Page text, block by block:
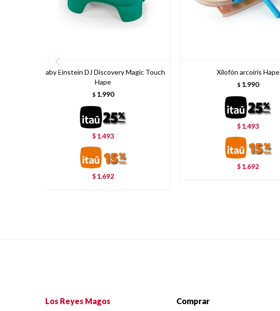
Baby Einstein DJ Discovery Magic Touch
Hape
$ 1.990
$ 1.493
$ 1.692
Xilofón arcoíris Hape
$ 1.990
$ 1.493
$ 1.692
Los Reyes Magos Comprar